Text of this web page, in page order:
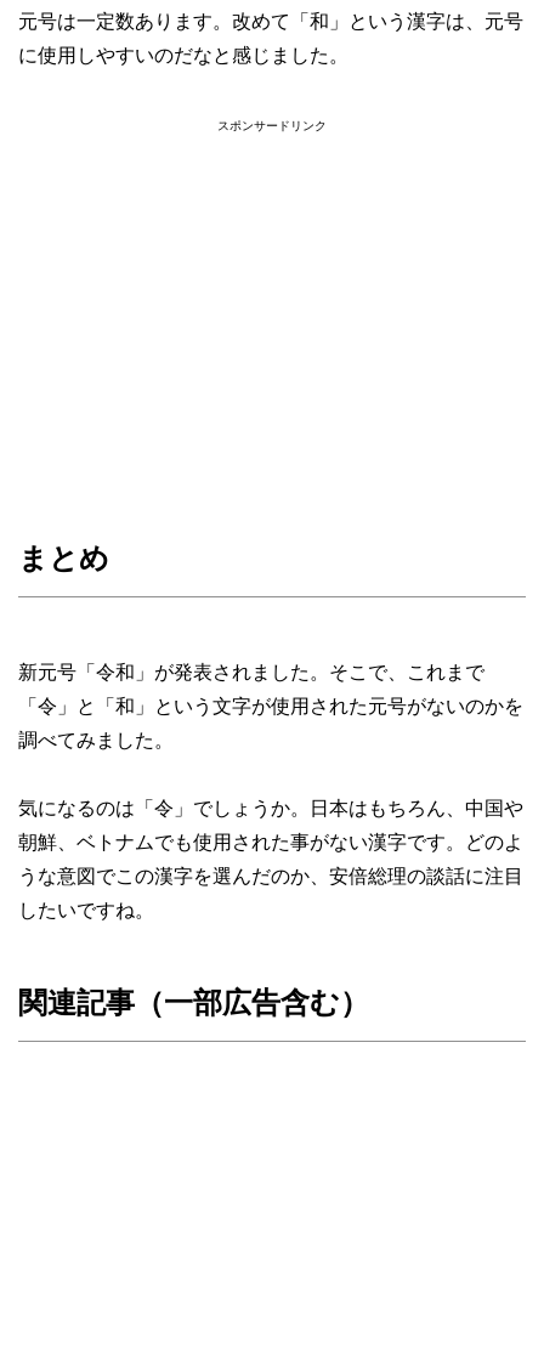
元号は一定数あります。改めて「和」という漢字は、元号
に使用しやすいのだなと感じました。
スポンサードリンク
まとめ
新元号「令和」が発表されました。そこで、これまで
「令」と「和」という文字が使用された元号がないのかを
調べてみました。
気になるのは「令」でしょうか。日本はもちろん、中国や
朝鮮、ベトナムでも使用された事がない漢字です。どのよ
うな意図でこの漢字を選んだのか、安倍総理の談話に注目
したいですね。
関連記事（一部広告含む）